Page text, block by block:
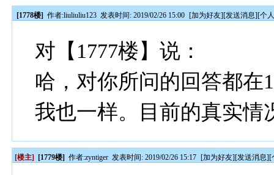
[1778楼] 作者:liuliuliu123 发表时间: 2019/02/26 15:00 [加为好友][发送消息][个
对【1777楼】说：
哈，对你所问的回答都在
我也一样。目前的真实情
[楼主] [1779楼] 作者:zyntiger 发表时间: 2019/02/26 15:17 [加为好友][发送消息][